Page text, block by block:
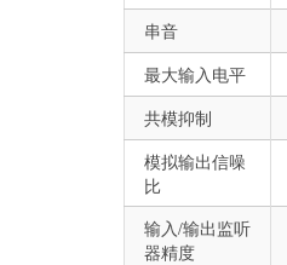
串音
最大输入电平
共模抑制
模拟输出信噪
比
输入/输出监听
器精度